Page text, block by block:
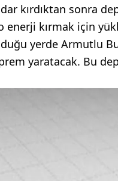
kırdıktan sonra
enerji kırmak için
yerde Armutlu
yaratacak. Bu